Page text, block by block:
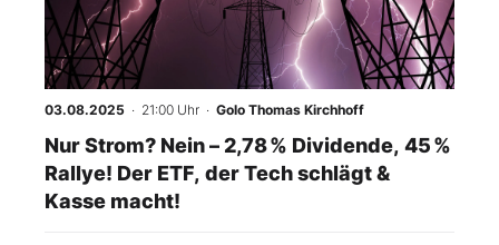
03.08.2025 · 21:00 Uhr · Golo Thomas Kirchhoff
Nur Strom? Nein – 2,78 % Dividende, 45 %
Rallye! Der ETF, der Tech schlägt &
Kasse macht!